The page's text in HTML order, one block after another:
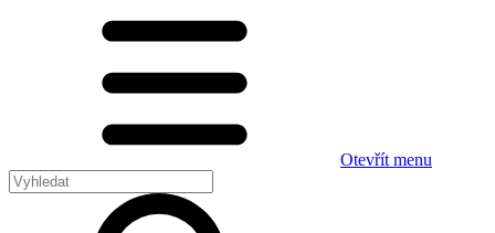
Otevřít menu